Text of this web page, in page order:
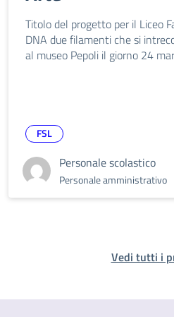
Titolo del progetto per il Liceo
DNA due filamenti che si
al museo Pepoli il giorno 24
FSL
Personale scolastico
Personale amministrativo
Vedi tutti i